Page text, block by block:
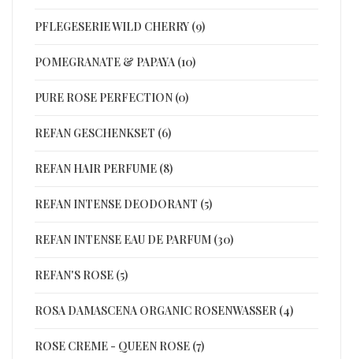
PFLEGESERIE WILD CHERRY (9)
POMEGRANATE & PAPAYA (10)
PURE ROSE PERFECTION (0)
REFAN GESCHENKSET (6)
REFAN HAIR PERFUME (8)
REFAN INTENSE DEODORANT (5)
REFAN INTENSE EAU DE PARFUM (30)
REFAN'S ROSE (5)
ROSA DAMASCENA ORGANIC ROSENWASSER (4)
ROSE CREME - QUEEN ROSE (7)